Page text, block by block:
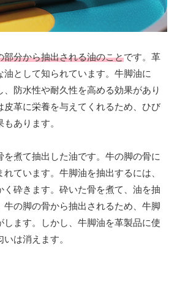
部分から抽出される油のことです。革
油として知られています。牛脚油に
、防水性や耐久性を高める効果があり
皮革に栄養を与えてくれるため、ひび
あります。
を煮て抽出した油です。牛の脚の骨に
ています。牛脚油を抽出するには、
く砕きます。砕いた骨を煮て、油を抽
牛の脚の骨から抽出されるため、牛脚
します。しかし、牛脚油を革製品に使
は消えます。